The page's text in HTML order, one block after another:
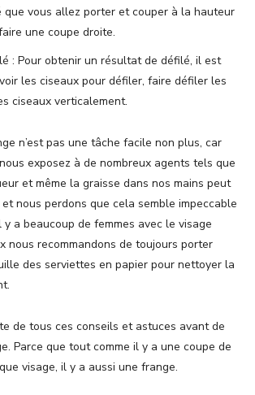
que vous allez porter et couper à la hauteur
une coupe droite.
: Pour obtenir un résultat de défilé, il est
les ciseaux pour défiler, faire défiler les
ciseaux verticalement.
n’est pas une tâche facile non plus, car
exposez à de nombreux agents tels que
et même la graisse dans nos mains peut
nous perdons que cela semble impeccable
a beaucoup de femmes avec le visage
nous recommandons de toujours porter
des serviettes en papier pour nettoyer la
de tous ces conseils et astuces avant de
Parce que tout comme il y a une coupe de
visage, il y a aussi une frange.